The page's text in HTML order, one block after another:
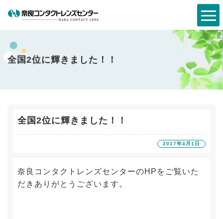
全国2位に輝きました！！
全国2位に輝きました！！
2017年4月1日
奈良コンタクトレンズセンターのHPをご覧いた
だきありがとうございます。